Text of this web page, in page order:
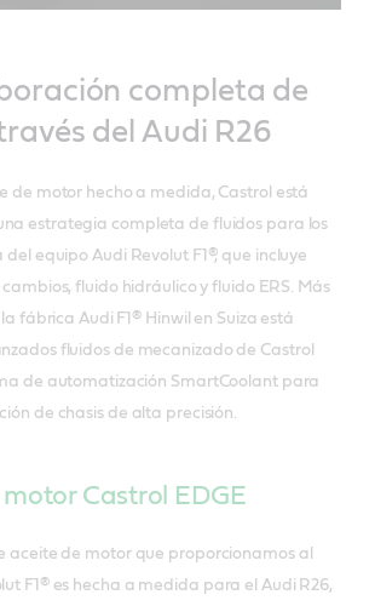
completa de
del Audi R26
de motor hecho a medida, Castrol está
estrategia completa de fluidos para los
equipo Audi Revolut F1®, que incluye
fluido hidráulico y fluido ERS. Más
fábrica Audi F1® Hinwil en Suiza está
fluidos de mecanizado de Castrol
de automatización SmartCoolant para
de chasis de alta precisión.
motor Castrol EDGE
aceite de motor que proporcionamos al
F1® es hecha a medida para el Audi R26,